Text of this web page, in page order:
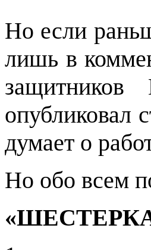
Но если
лишь в
опубликовал
думает о
Но обо всем